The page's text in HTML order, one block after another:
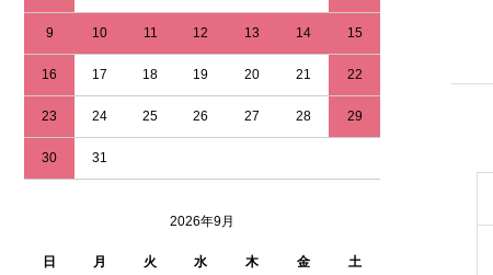
9 10 11 12 13 14 15
16 17 18 19 20 21 22
23 24 25 26 27 28 29
30 31
2026年9月
日 月 火 水 木 金 土